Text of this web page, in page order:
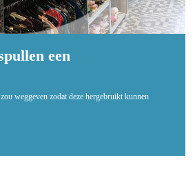
een
weggeven zodat deze hergebruikt kunnen